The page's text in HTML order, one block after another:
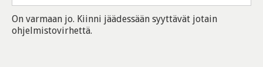
On varmaan jo. Kiinni jäädessään syyttävät jotain
ohjelmistovirhettä.